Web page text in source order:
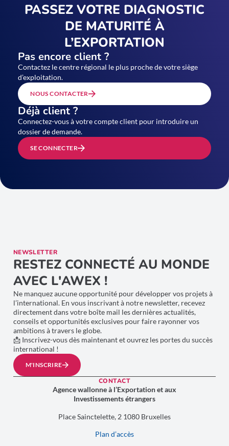
PASSEZ VOTRE DIAGNOSTIC
DE MATURITÉ À
L’EXPORTATION
Pas encore client ?
Contactez le centre régional le plus proche de votre siège
d’exploitation.
NOUS CONTACTER
Déjà client ?
Connectez-vous à votre compte client pour introduire un
dossier de demande.
SE CONNECTER
NEWSLETTER
RESTEZ CONNECTÉ AU MONDE
AVEC L'AWEX !
Ne manquez aucune opportunité pour développer vos projets à
l’international. En vous inscrivant à notre newsletter, recevez
directement dans votre boîte mail les dernières actualités,
conseils et opportunités exclusives pour faire rayonner vos
ambitions à travers le globe.
📩 Inscrivez-vous dès maintenant et ouvrez les portes du succès
international !
M'INSCRIRE
CONTACT
Agence wallonne à l’Exportation et aux
Investissements étrangers
Place Sainctelette, 2 1080 Bruxelles
Plan d’accès